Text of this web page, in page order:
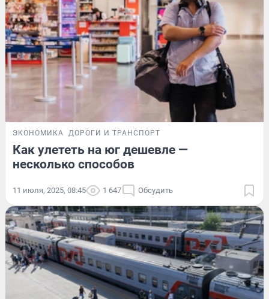
ЭКОНОМИКА ДОРОГИ И ТРАНСПОРТ
Как улететь на юг дешевле —
несколько способов
11 июля, 2025, 08:45 1 647 Обсудить